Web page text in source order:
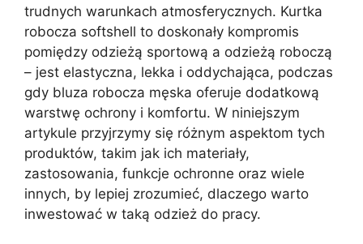
trudnych warunkach atmosferycznych. Kurtka
robocza softshell to doskonały kompromis
pomiędzy odzieżą sportową a odzieżą roboczą
– jest elastyczna, lekka i oddychająca, podczas
gdy bluza robocza męska oferuje dodatkową
warstwę ochrony i komfortu. W niniejszym
artykule przyjrzymy się różnym aspektom tych
produktów, takim jak ich materiały,
zastosowania, funkcje ochronne oraz wiele
innych, by lepiej zrozumieć, dlaczego warto
inwestować w taką odzież do pracy.